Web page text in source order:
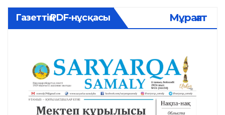
Газеттің PDF-нұсқасы Мұрағат